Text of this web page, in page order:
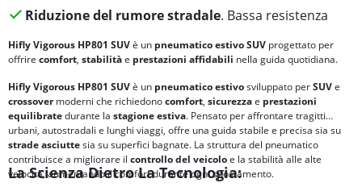
Riduzione del rumore stradale. Bassa resistenza
Hifly Vigorous HP801 SUVè un pneumatico estivo SUV progettato per
offrire comfort, stabilitàe prestazioni affidabili nella guida quotidiana.
Hifly Vigorous HP801 SUVè un pneumatico estivosviluppato perSUVe
crossovermoderni che richiedonocomfort, sicurezzae prestazioni
equilibratedurante la stagione estiva. Pensato per affrontare tragitti
urbani, autostradali e lunghi viaggi, offre una guida stabile e precisa sia su
strade asciuttesia su superfici bagnate. La struttura del pneumatico
contribuisce a migliorare il controllo del veicoloe la stabilità alle alte
velocità, aumentando il comfort durante ogni spostamento.
La Scienza Dietro La Tecnologia: